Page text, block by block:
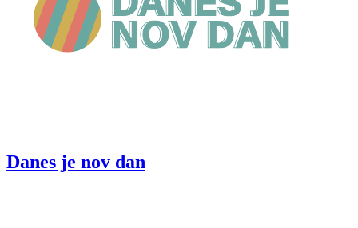
Danes je nov dan